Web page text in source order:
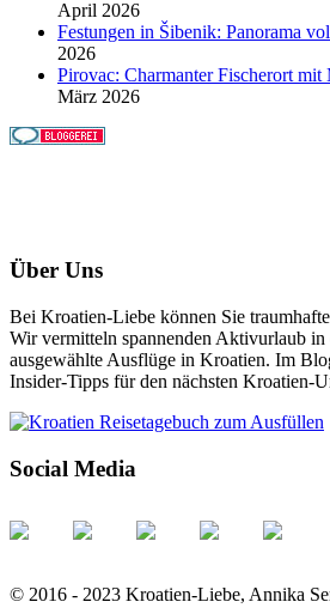
April 2026
Festungen in Šibenik: Panorama
2026
Pirovac: Charmanter Fischerort
März 2026
Über Uns
Bei Kroatien-Liebe können Sie
Wir vermitteln spannenden Aktivurlaub in
ausgewählte Ausflüge in Kroatien. Im
Insider-Tipps für den nächsten Kroatien-
Social Media
© 2016 - 2023 Kroatien-Liebe, Annika